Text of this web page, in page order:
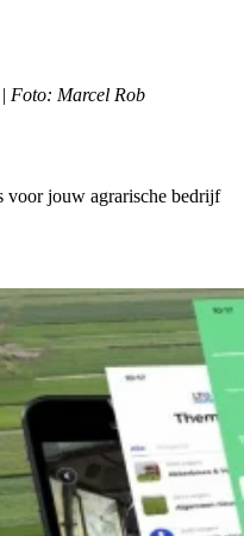
Foto: Marcel Rob
voor jouw agrarische bedrijf